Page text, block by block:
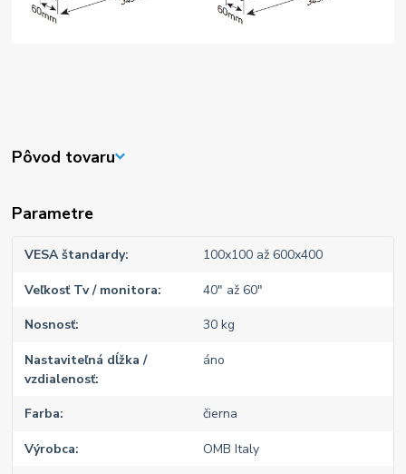
Pôvod tovaru
Parametre
VESA štandardy 100x100 až 600x400
Veľkosť Tv / monitora 40" až 60"
Nosnosť 30 kg
Nastaviteľná dĺžka /
vzdialenosť
áno
Farba čierna
Výrobca OMB Italy